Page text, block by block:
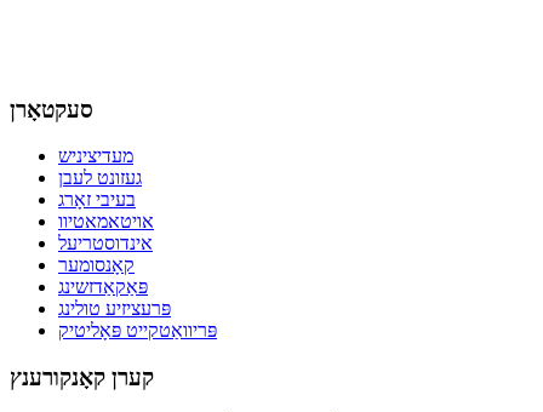
סעקטאָרן
מעדיציניש
געזונט לעבן
בעיבי זאָרג
אויטאמאטיוו
אינדוסטריעל
קאָנסומער
פּאַקאַדזשינג
פּרעציזיע טולינג
פּריוואַטקייט פּאָליטיק
קערן קאָנקורענץ